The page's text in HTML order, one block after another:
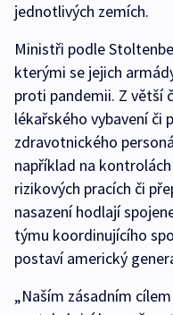
jednotlivých zemích.
Ministři podle
kterými se jejich
proti pandemii. Z větší
lékařského vybavení či
zdravotnického
například na
rizikových pracích či
nasazení hodlají
týmu koordinujícího
postaví americký
„Naším zásadním